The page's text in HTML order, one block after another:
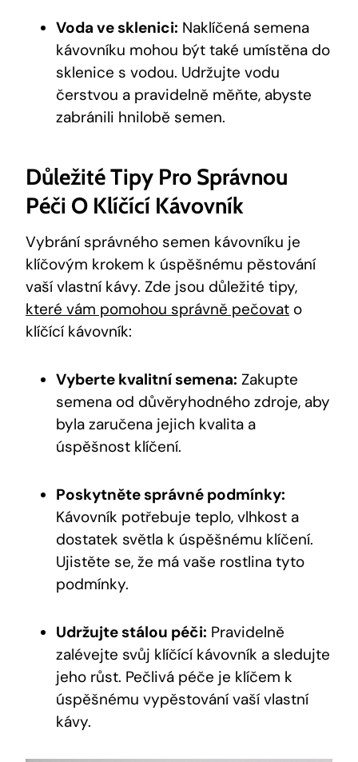
Voda ve sklenici: Naklíčená semena
kávovníku mohou být také umístěna do
sklenice s vodou. Udržujte vodu
čerstvou a pravidelně měňte, abyste
zabránili hnilobě semen.
Důležité Tipy Pro Správnou
Péči O Klíčící Kávovník
Vybrání správného semen kávovníku je
klíčovým krokem k úspěšnému pěstování
vaší vlastní kávy. Zde jsou důležité tipy,
které vám pomohou správně pečovat o
klíčící kávovník:
Vyberte kvalitní semena: Zakupte
semena od důvěryhodného zdroje, aby
byla zaručena jejich kvalita a
úspěšnost klíčení.
Poskytněte správné podmínky:
Kávovník potřebuje teplo, vlhkost a
dostatek světla k úspěšnému klíčení.
Ujistěte se, že má vaše rostlina tyto
podmínky.
Udržujte stálou péči: Pravidelně
zalévejte svůj klíčící kávovník a sledujte
jeho růst. Pečlivá péče je klíčem k
úspěšnému vypěstování vaší vlastní
kávy.